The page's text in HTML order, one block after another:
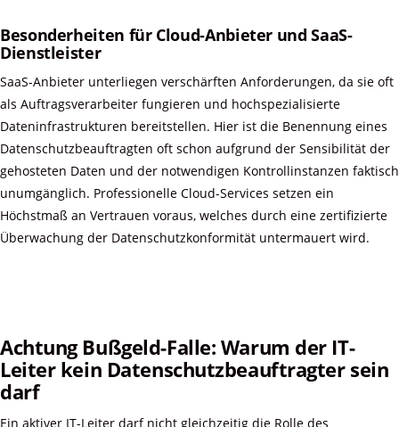
Besonderheiten für Cloud-Anbieter und SaaS-
Dienstleister
SaaS-Anbieter unterliegen verschärften Anforderungen, da sie oft
als Auftragsverarbeiter fungieren und hochspezialisierte
Dateninfrastrukturen bereitstellen. Hier ist die Benennung eines
Datenschutzbeauftragten oft schon aufgrund der Sensibilität der
gehosteten Daten und der notwendigen Kontrollinstanzen faktisch
unumgänglich. Professionelle Cloud-Services setzen ein
Höchstmaß an Vertrauen voraus, welches durch eine zertifizierte
Überwachung der Datenschutzkonformität untermauert wird.
Achtung Bußgeld-Falle: Warum der IT-
Leiter kein Datenschutzbeauftragter sein
darf
Ein aktiver IT-Leiter darf nicht gleichzeitig die Rolle des